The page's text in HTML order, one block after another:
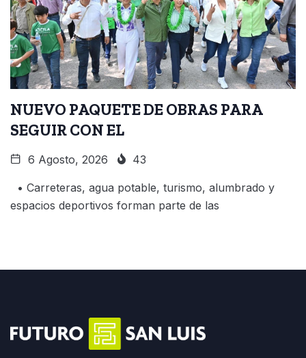
NUEVO PAQUETE DE OBRAS PARA
SEGUIR CON EL
6 Agosto, 2026 43
• Carreteras, agua potable, turismo, alumbrado y
espacios deportivos forman parte de las